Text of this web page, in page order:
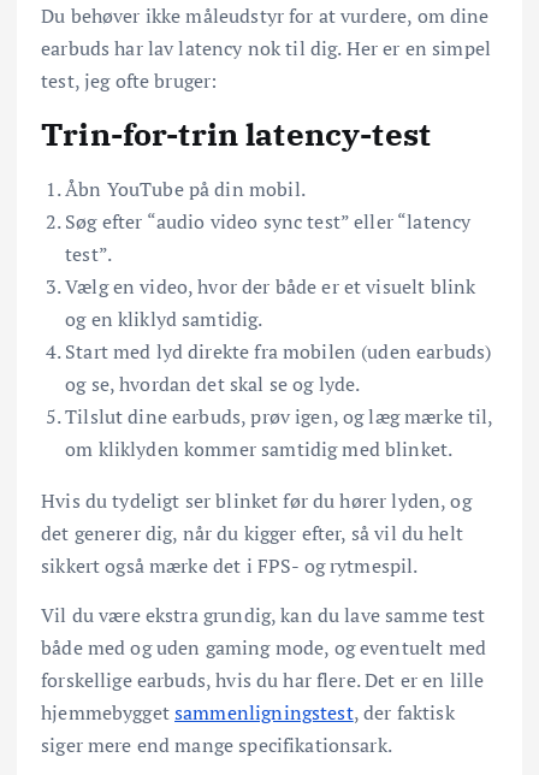
Du behøver ikke måleudstyr for at vurdere, om dine
earbuds har lav latency nok til dig. Her er en simpel
test, jeg ofte bruger:
Trin-for-trin latency-test
Åbn YouTube på din mobil.
Søg efter “audio video sync test” eller “latency
test”.
Vælg en video, hvor der både er et visuelt blink
og en kliklyd samtidig.
Start med lyd direkte fra mobilen (uden earbuds)
og se, hvordan det skal se og lyde.
Tilslut dine earbuds, prøv igen, og læg mærke til,
om kliklyden kommer samtidig med blinket.
Hvis du tydeligt ser blinket før du hører lyden, og
det generer dig, når du kigger efter, så vil du helt
sikkert også mærke det i FPS- og rytmespil.
Vil du være ekstra grundig, kan du lave samme test
både med og uden gaming mode, og eventuelt med
forskellige earbuds, hvis du har flere. Det er en lille
hjemmebyggetsammenligningstest, der faktisk
siger mere end mange specifikationsark.